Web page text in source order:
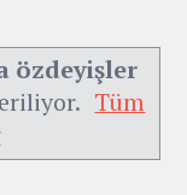
özdeyişler
Tüm